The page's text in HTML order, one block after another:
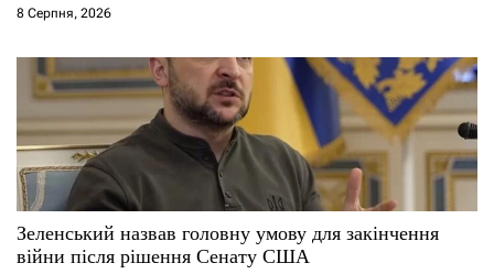
8 Серпня, 2026
Зеленський назвав головну умову для закінчення
війни після рішення Сенату США